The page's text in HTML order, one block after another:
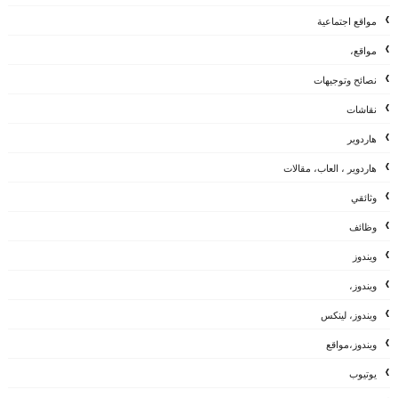
مواقع اجتماعية
مواقع،
نصائح وتوجيهات
نقاشات
هاردوير
هاردوير ، العاب، مقالات
وثائقي
وظائف
ويندوز
ويندوز،
ويندوز، لينكس
ويندوز،مواقع
يوتيوب